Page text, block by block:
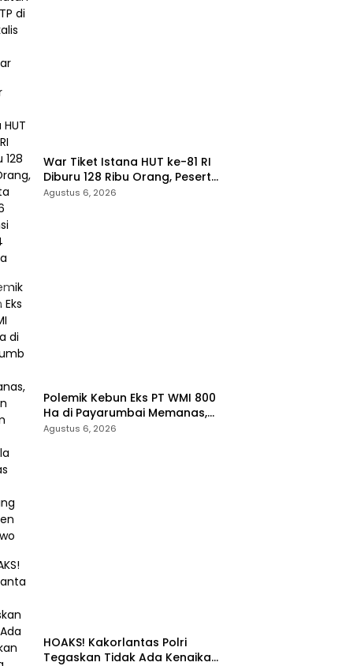
War Tiket Istana HUT ke-81 RI
Diburu 128 Ribu Orang, Peserta
dari 36 Provinsi dan 14 Negara
Agustus 6, 2026
Polemik Kebun Eks PT WMI 800
Ha di Payarumbai Memanas,
Asisten Umum Tolak Dikelola
Agustus 6, 2026
HOAKS! Kakorlantas Polri
Tegaskan Tidak Ada Kenaikan